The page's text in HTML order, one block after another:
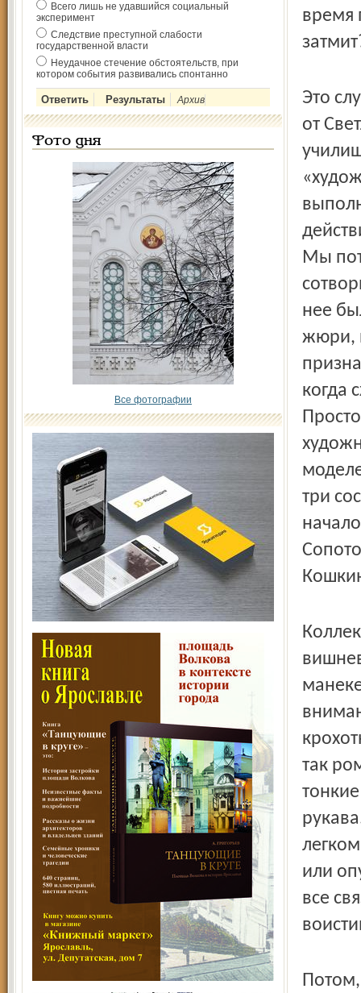
Всего лишь не удавшийся социальный
эксперимент
Следствие преступной слабости
государственной власти
Неудачное стечение обстоятельств, при
котором события развивались спонтанно
Архив
Фото дня
Все фотографии
время
Это
от
Мы
нее
жюри,
когда
три
так
или
все